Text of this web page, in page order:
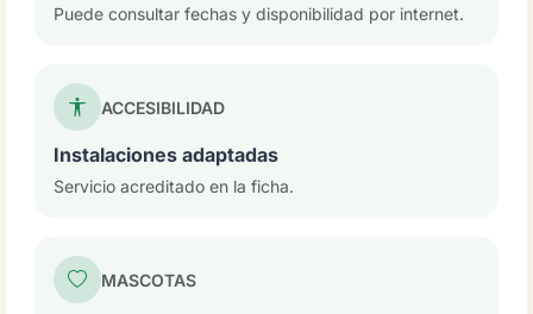
Puede consultar fechas y disponibilidad por internet.
ACCESIBILIDAD
Instalaciones adaptadas
Servicio acreditado en la ficha.
MASCOTAS